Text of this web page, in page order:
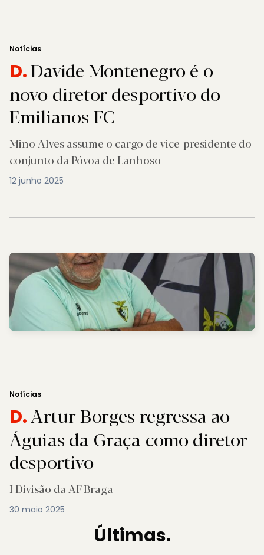
Notícias
D.Davide Montenegro é o
novo diretor desportivo do
Emilianos FC
Mino Alves assume o cargo de vice-presidente do
conjunto da Póvoa de Lanhoso
12 junho 2025
Notícias
D.Artur Borges regressa ao
Águias da Graça como diretor
desportivo
I Divisão da AF Braga
30 maio 2025
Últimas.